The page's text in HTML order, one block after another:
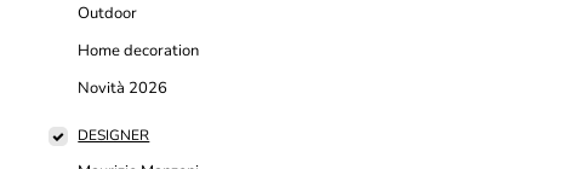
Outdoor
Home decoration
Novità 2026
DESIGNER